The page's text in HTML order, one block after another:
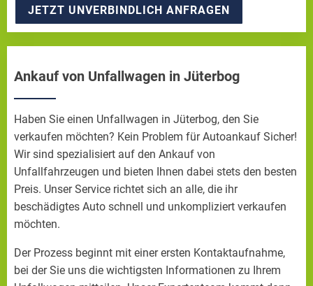
JETZT UNVERBINDLICH ANFRAGEN
Ankauf von Unfallwagen in Jüterbog
Haben Sie einen Unfallwagen in Jüterbog, den Sie
verkaufen möchten? Kein Problem für Autoankauf Sicher!
Wir sind spezialisiert auf den Ankauf von
Unfallfahrzeugen und bieten Ihnen dabei stets den besten
Preis. Unser Service richtet sich an alle, die ihr
beschädigtes Auto schnell und unkompliziert verkaufen
möchten.
Der Prozess beginnt mit einer ersten Kontaktaufnahme,
bei der Sie uns die wichtigsten Informationen zu Ihrem